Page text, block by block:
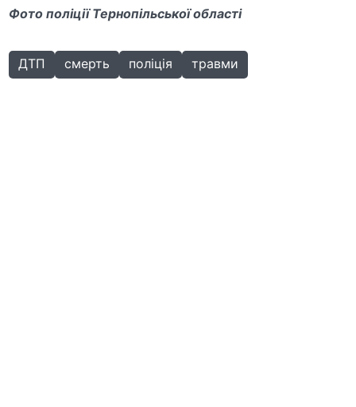
Фото поліції Тернопільської області
ДТП смерть поліція травми